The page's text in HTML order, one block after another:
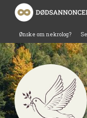
Ønske om nekrolog?